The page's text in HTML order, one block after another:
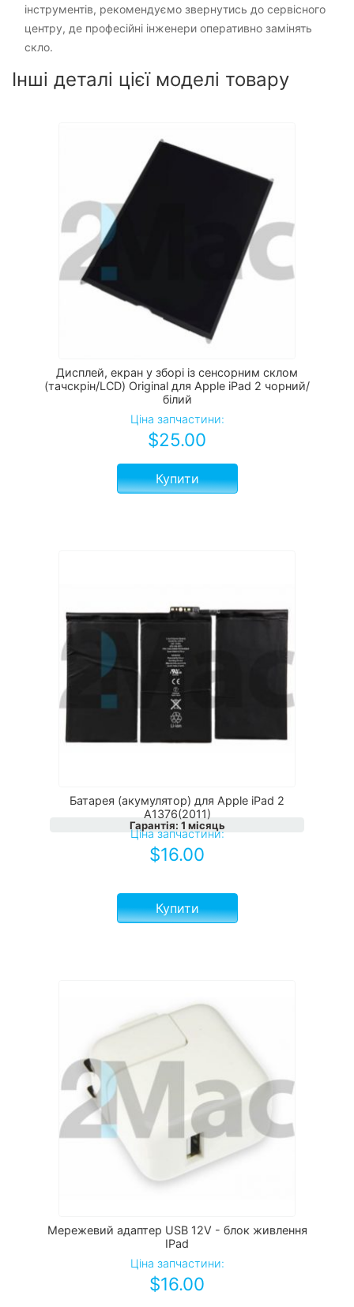
інструментів, рекомендуємо звернутись до сервісного
центру, де професійні інженери оперативно замінять
скло.
Інші деталі цієї моделі товару
Дисплей, екран у зборі із сенсорним склом
(тачскрін/LCD) Original для Apple iPad 2 чорний/
білий
Ціна запчастини:
$25.00
Купити
Батарея (акумулятор) для Apple iPad 2
A1376(2011)
Ціна запчастини:
$16.00
Гарантія: 1 місяць
Купити
Мережевий адаптер USB 12V - блок живлення
IPad
Ціна запчастини:
$16.00